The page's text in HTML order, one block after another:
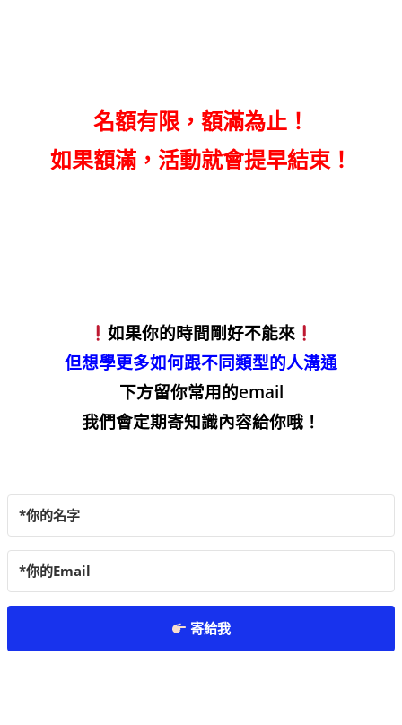
名額有限，額滿為止！
如果額滿，活動就會提早結束！
如果你的時間剛好不能來
但想學更多如何跟不同類型的人溝通
下方留你常用的email
我們會定期寄知識內容給你哦！
寄給我